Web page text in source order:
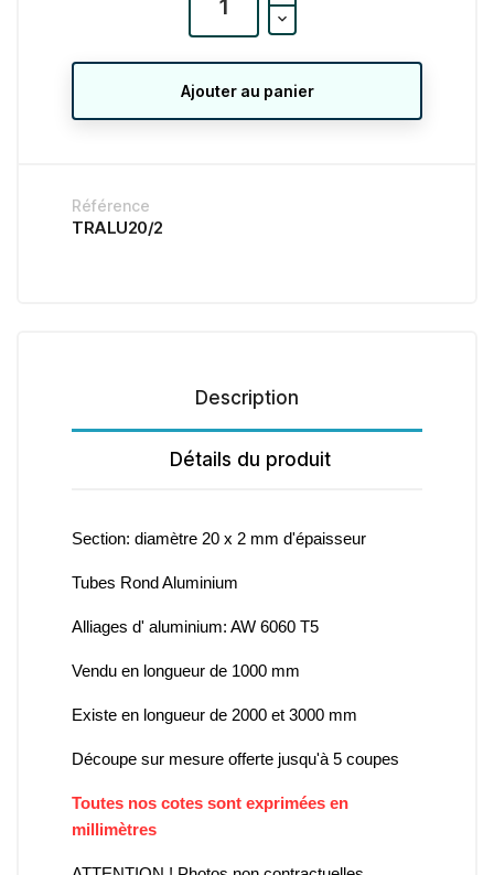
Ajouter au panier
Référence
TRALU20/2
Description
Détails du produit
Section: diamètre 20 x 2 mm d'épaisseur
Tubes Rond Aluminium
Alliages d' aluminium: AW 6060 T5
Vendu en longueur de 1000 mm
Existe en longueur de 2000 et 3000 mm
Découpe sur mesure offerte jusqu'à 5 coupes
Toutes nos cotes sont exprimées en
millimètres